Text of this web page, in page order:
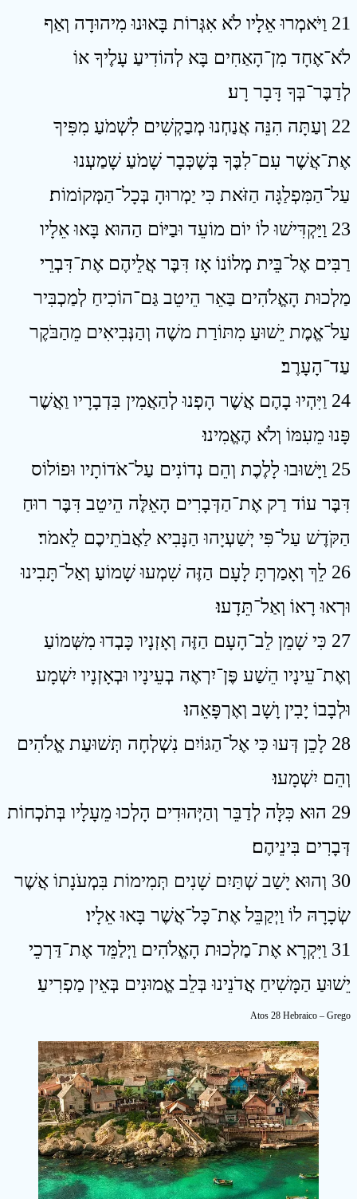
21 וַיֹּאמְרוּ אֵלָיו לֹא אִגְּרוֹת בָּאוּנוּ מִיהוּדָה וְאַף
לֹא־אֶחָד מִן־הָאַחִים בָּא לְהוֹדִיעַ עָלֶיךָ אוֹ
לְדַבֶּר־בְּךָ דָּבָר רָע׃
22 וְעַתָּה הִנֵּה אֲנַחְנוּ מְבַקְשִׁים לִשְׁמֹעַ מִפִּיךָ
אֶת־אֲשֶׁר עִם־לִבֶּךָ בְּשֶׁכְּבָר שָׁמֹעַ שָׁמַעְנוּ
עַל־הַמִּפְלַגָּה הַזֹּאת כִּי יַמְרוּהָ בְּכָל־הַמְּקוֹמוֹת׃
23 וַיַּקְדִּישׁוּ לוֹ יוֹם מוֹעֵד וּבַיּוֹם הַהוּא בָּאוּ אֵלָיו
רַבִּים אֶל־בֵּית מְלוֹנוֹ אָז דִּבֶּר אֲלֵיהֶם אֶת־דִּבְרֵי
מַלְכוּת הָאֱלֹהִים בַּאֵר הֵיטֵב גַּם־הוֹכִיחַ לְמַכְבִּיר
עַל־אֱמֶת יֵשׁוּעַ מִתּוֹרַת משֶׁה וְהַנְּבִיאִים מֵהַבֹּקֶר
עַד־הָעָרֶב׃
24 וַיִּהְיוּ בָהֶם אֲשֶׁר הָפְנוּ לְהַאֲמִין בִּדְבָרָיו וַאֲשֶׁר
פָּנוּ מֵעִמּוֹ וְלֹא הֶאֱמִינוּ׃
25 וַיָּשׁוּבוּ לָלֶכֶת וְהֵם נְדוֹנִים עַל־אֹדוֹתָיו וּפוֹלוֹס
דִּבֶּר עוֹד רַק אֶת־הַדְּבָרִים הָאֵלֶּה הֵיטֵב דִּבֶּר רוּחַ
הַקֹּדֶשׁ עַל־פִּי יְשַׁעְיָהוּ הַנָּבִיא לַאֲבֹתֵיכֶם לֵאמֹר׃
26 לֵךְ וְאָמַרְתָּ לָעָם הַזֶּה שִׁמְעוּ שָׁמוֹעַ וְאַל־תָּבִינוּ
וּרְאוּ רָאוֹ וְאַל־תֵּדָעוּ׃
27 כִּי שָׁמֵן לֵב־הָעָם הַזֶּה וְאָזְנָיו כָּבְדוּ מִשְּׁמוֹעַ
וְאֶת־עֵינָיו הֵשַׁע פֶּן־יִרְאֶה בְעֵינָיו וּבְאָזְנָיו יִשְׁמָע
וּלְבָבוֹ יָבִין וָשָׁב וְאֶרְפָּאֵהוּ׃
28 לָכֵן דְּעוּ כִּי אֶל־הַגּוֹיִם נִשְׁלְחָה תְּשׁוּעַת אֱלֹהִים
וְהֵם יִשְׁמָעוּ׃
29 הוּא כִּלָּה לְדַבֵּר וְהַיְּהוּדִים הָלְכוּ מֵעָלָיו בְּתֹכְחוֹת
דְּבָרִים בִּינֵיהֶם׃
30 וְהוּא יָשַׁב שְׁתַּיִם שָׁנִים תְּמִימוֹת בִּמְעֹנָתוֹ אֲשֶׁר
שְׂכָרָהּ לוֹ וַיְקַבֵּל אֶת־כָּל־אֲשֶׁר בָּאוּ אֵלָיו׃
31 וַיִּקְרָא אֶת־מַלְכוּת הָאֱלֹהִים וַיְלַמֵּד אֶת־דַּרְכֵי
יֵשׁוּעַ הַמָּשִׁיחַ אֲדֹנֵינוּ בְּלֵב אֱמוּנִים בְּאֵין מַפְרִיעַ׃
Atos 28 Hebraico – Grego